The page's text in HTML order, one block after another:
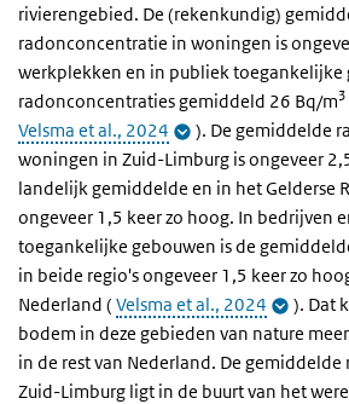
rivierengebied. De (rekenkundig)
radonconcentratie in woningen is
werkplekken en in publiek toegankelijke
radonconcentraties gemiddeld 26 Bq/m3
Velsma et al., 2024
). De gemiddelde
woningen in Zuid-Limburg is ongeveer
landelijk gemiddelde en in het Gelderse
ongeveer 1,5 keer zo hoog. In bedrijven
toegankelijke gebouwen is de
in beide regio's ongeveer 1,5 keer zo
Nederland ( Velsma et al., 2024
). Dat
bodem in deze gebieden van nature
in de rest van Nederland. De
Zuid-Limburg ligt in de buurt van het